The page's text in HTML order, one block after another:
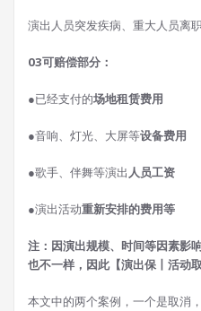
演出人员突发疾病、重大人员离职
03可赔偿部分：
●已经支付的场地租赁费用
●音响、灯光、大屏等设备费用
●歌手、伴舞等演出 人员工资
●演出活动重新安排的费用等
注：因演出规模、时间等因素影
也不一样，因此【演出保丨活动
本文中的两个案例，一个是取消